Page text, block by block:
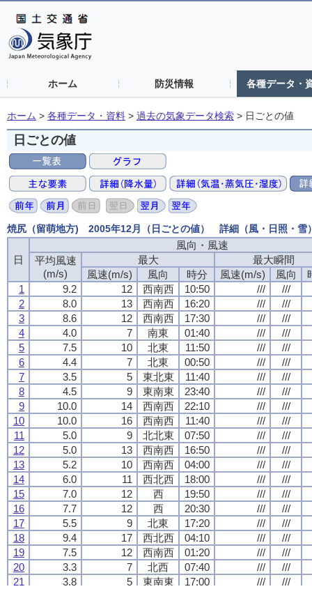
ホーム 防災情報 各種データ・
ホーム > 各種データ・資料 > 過去の気象データ検索 > 日ごとの値
日ごとの値
焼尻（留萌地方) 2005年12月（日ごとの値） 詳細（風・日照・雪
日
風向・風速
平均風速
(m/s)
最大
最大瞬間
風速(m/s)
風向 時分 風速(m/s) 風向
1
9.2 12 西南西 10:50 ///
///
2
8.0 13 西南西 16:20 ///
///
3
8.6 12 西南西 17:30 ///
///
4
4.0 7 南東 01:40 ///
///
5
7.5 10 北東 11:50 ///
///
6
4.4 7 北東 00:50 ///
///
7
3.5 5 東北東 11:40 ///
///
8
4.5 9 東南東 23:40 ///
///
9
10.0 14 西南西 22:10 ///
///
10
10.0 16 西南西 11:40 ///
///
11
5.0 9 北北東 07:50 ///
///
12
5.0 13 西南西 16:50 ///
///
13
5.2 10 西南西 04:00 ///
///
14
6.0 11 西北西 18:00 ///
///
15
7.0 12 西 19:50 ///
///
16
7.7 12 西 20:30 ///
///
17
5.5 9 北東 17:20 ///
///
18
9.4 17 西北西 04:10 ///
///
19
7.5 12 西南西 01:20 ///
///
20
3.3 7 北西 07:40 ///
///
21
3.8 5 東南東 17:00 ///
///
日
風向・風速
平均風速
(m/s)
最大
最大瞬間
風速(m/s)
風向 時分 風速(m/s) 風向
1
9.2 12 西南西 10:50 ///
///
2
8.0 13 西南西 16:20 ///
///
3
8.6 12 西南西 17:30 ///
///
4
4.0 7 南東 01:40 ///
///
5
7.5 10 北東 11:50 ///
///
6
4.4 7 北東 00:50 ///
///
7
3.5 5 東北東 11:40 ///
///
8
4.5 9 東南東 23:40 ///
///
9
10.0 14 西南西 22:10 ///
///
10
10.0 16 西南西 11:40 ///
///
11
5.0 9 北北東 07:50 ///
///
12
5.0 13 西南西 16:50 ///
///
13
5.2 10 西南西 04:00 ///
///
14
6.0 11 西北西 18:00 ///
///
15
7.0 12 西 19:50 ///
///
16
7.7 12 西 20:30 ///
///
17
5.5 9 北東 17:20 ///
///
18
9.4 17 西北西 04:10 ///
///
19
7.5 12 西南西 01:20 ///
///
20
3.3 7 北西 07:40 ///
///
21
3.8 5 東南東 17:00 ///
///
日
風向・風速
平均風速
(m/s)
最大
最大瞬間
風速(m/s)
風向 時分 風速(m/s) 風向
1
9.2 12 西南西 10:50 ///
///
2
8.0 13 西南西 16:20 ///
///
3
8.6 12 西南西 17:30 ///
///
4
4.0 7 南東 01:40 ///
///
5
7.5 10 北東 11:50 ///
///
6
4.4 7 北東 00:50 ///
///
7
3.5 5 東北東 11:40 ///
///
8
4.5 9 東南東 23:40 ///
///
9
10.0 14 西南西 22:10 ///
///
10
10.0 16 西南西 11:40 ///
///
11
5.0 9 北北東 07:50 ///
///
12
5.0 13 西南西 16:50 ///
///
13
5.2 10 西南西 04:00 ///
///
14
6.0 11 西北西 18:00 ///
///
15
7.0 12 西 19:50 ///
///
16
7.7 12 西 20:30 ///
///
17
5.5 9 北東 17:20 ///
///
18
9.4 17 西北西 04:10 ///
///
19
7.5 12 西南西 01:20 ///
///
20
3.3 7 北西 07:40 ///
///
21
3.8 5 東南東 17:00 ///
///
日
風向・風速
平均風速
(m/s)
最大
最大瞬間
風速(m/s)
風向 時分 風速(m/s) 風向
1
9.2 12 西南西 10:50 ///
///
2
8.0 13 西南西 16:20 ///
///
3
8.6 12 西南西 17:30 ///
///
4
4.0 7 南東 01:40 ///
///
5
7.5 10 北東 11:50 ///
///
6
4.4 7 北東 00:50 ///
///
7
3.5 5 東北東 11:40 ///
///
8
4.5 9 東南東 23:40 ///
///
9
10.0 14 西南西 22:10 ///
///
10
10.0 16 西南西 11:40 ///
///
11
5.0 9 北北東 07:50 ///
///
12
5.0 13 西南西 16:50 ///
///
13
5.2 10 西南西 04:00 ///
///
14
6.0 11 西北西 18:00 ///
///
15
7.0 12 西 19:50 ///
///
16
7.7 12 西 20:30 ///
///
17
5.5 9 北東 17:20 ///
///
18
9.4 17 西北西 04:10 ///
///
19
7.5 12 西南西 01:20 ///
///
20
3.3 7 北西 07:40 ///
///
21
3.8 5 東南東 17:00 ///
///